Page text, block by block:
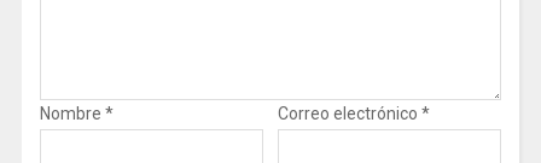
Nombre * Correo electrónico *